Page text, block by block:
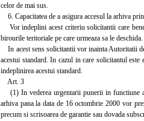
celor de mai sus.
6. Capacitatea de a asigura accesul la arhiva
Vor indeplini acest criteriu solicitantii care
birourile teritoriale pe care urmeaza sa le deschida.
In acest sens solicitantii vor inainta Autoritatii
acestui standard. In cazul in care solicitantul
indeplinirea acestui standard.
Art. 3
(1) In vederea urgentarii punerii in functiune
arhiva pana la data de 16 octombrie 2000 vor
precum si scrisoarea de garantie sau dovada